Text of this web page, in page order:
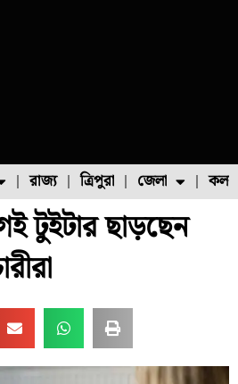
ফল চাষ মাছ চাষ
রাজ্য ত্রিপুরা জেলা
উত্তর ২৪ পরগনা
টুইটার ছাড়ছেন